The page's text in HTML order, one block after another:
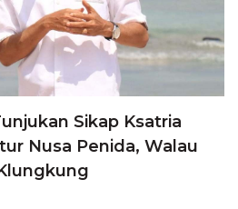
Sikap Ksatria
Nusa Penida, Walau